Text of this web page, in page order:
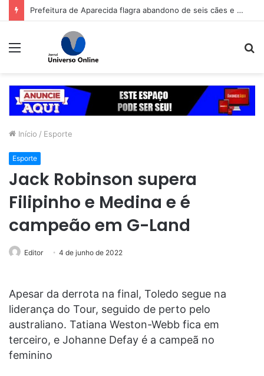
Prefeitura de Aparecida flagra abandono de seis cães e reitera que o ato é crime inafiançável
Menu
Início / Esporte
Esporte
Jack Robinson supera
Filipinho e Medina e é
campeão em G-Land
Editor 4 de junho de 2022
Apesar da derrota na final, Toledo segue na
liderança do Tour, seguido de perto pelo
australiano. Tatiana Weston-Webb fica em
terceiro, e Johanne Defay é a campeã no
feminino